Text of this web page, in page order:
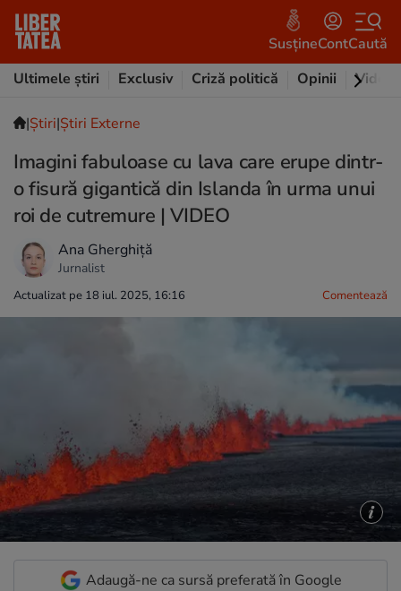
SusțineContCaută
Ultimele știri
Exclusiv Criză politică Opinii Video
|Ştiri|Știri Externe
Imagini fabuloase cu lava care erupe dintr-
o fisură gigantică din Islanda în urma unui
roi de cutremure | VIDEO
Ana Gherghiță
Jurnalist
Actualizat pe 18 iul. 2025, 16:16 Comentează
Adaugă-ne ca sursă preferată în Google